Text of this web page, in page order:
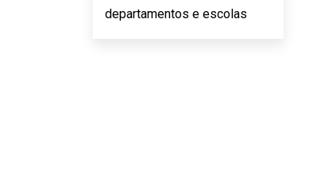
departamentos e escolas